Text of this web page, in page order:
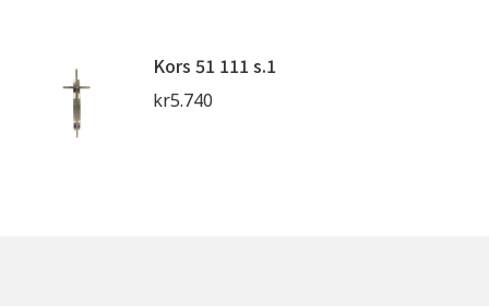
Kors 51 111 s.1
kr5.740